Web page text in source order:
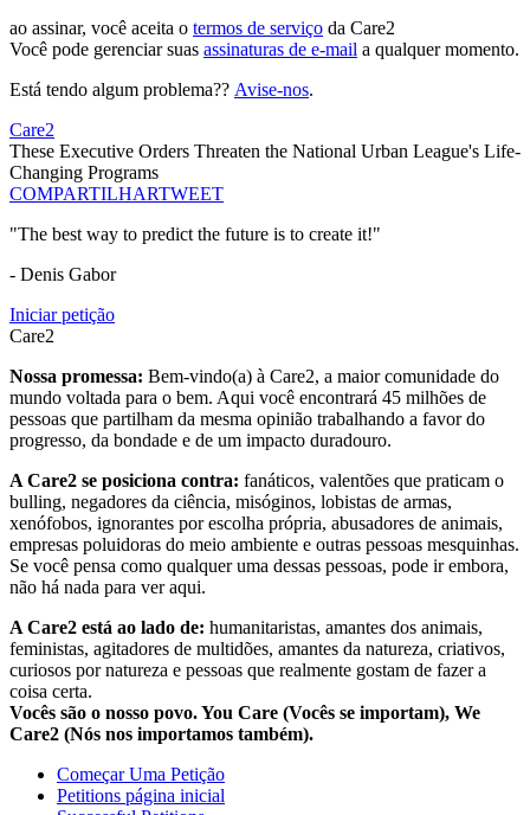
ao assinar, você aceita o termos de serviço da Care2
Você pode gerenciar suas assinaturas de e-mail a qualquer momento.
Está tendo algum problema?? Avise-nos.
Care2
These Executive Orders Threaten the National Urban League's Life-
Changing Programs
COMPARTILHARTWEET
"The best way to predict the future is to create it!"
- Denis Gabor
Iniciar petição
Care2
Nossa promessa: Bem-vindo(a) à Care2, a maior comunidade do
mundo voltada para o bem. Aqui você encontrará 45 milhões de
pessoas que partilham da mesma opinião trabalhando a favor do
progresso, da bondade e de um impacto duradouro.
A Care2 se posiciona contra: fanáticos, valentões que praticam o
bulling, negadores da ciência, misóginos, lobistas de armas,
xenófobos, ignorantes por escolha própria, abusadores de animais,
empresas poluidoras do meio ambiente e outras pessoas mesquinhas.
Se você pensa como qualquer uma dessas pessoas, pode ir embora,
não há nada para ver aqui.
A Care2 está ao lado de: humanitaristas, amantes dos animais,
feministas, agitadores de multidões, amantes da natureza, criativos,
curiosos por natureza e pessoas que realmente gostam de fazer a
coisa certa.
Vocês são o nosso povo. You Care (Vocês se importam), We
Care2 (Nós nos importamos também).
Começar Uma Petição
Petitions página inicial